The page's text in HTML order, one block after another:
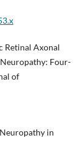
Retinal Axonal
Four-
of
in